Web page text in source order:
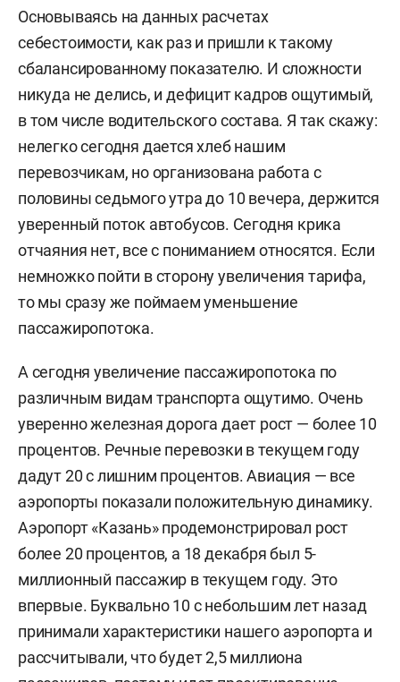
Основываясь на данных расчетах
себестоимости, как раз и пришли к такому
сбалансированному показателю. И сложности
никуда не делись, и дефицит кадров ощутимый,
в том числе водительского состава. Я так скажу:
нелегко сегодня дается хлеб нашим
перевозчикам, но организована работа с
половины седьмого утра до 10 вечера, держится
уверенный поток автобусов. Сегодня крика
отчаяния нет, все с пониманием относятся. Если
немножко пойти в сторону увеличения тарифа,
то мы сразу же поймаем уменьшение
пассажиропотока.
А сегодня увеличение пассажиропотока по
различным видам транспорта ощутимо. Очень
уверенно железная дорога дает рост — более 10
процентов. Речные перевозки в текущем году
дадут 20 с лишним процентов. Авиация — все
аэропорты показали положительную динамику.
Аэропорт «Казань» продемонстрировал рост
более 20 процентов, а 18 декабря был 5-
миллионный пассажир в текущем году. Это
впервые. Буквально 10 с небольшим лет назад
принимали характеристики нашего аэропорта и
рассчитывали, что будет 2,5 миллиона